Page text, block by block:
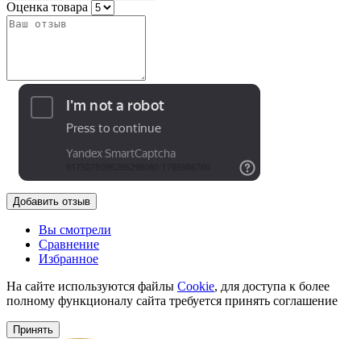
Оценка товара
Добавить отзыв
Вы смотрели
Сравнение
Избранное
На сайте используются файлы Cookie, для доступа к более
полному функционалу сайта требуется принять соглашение
Принять